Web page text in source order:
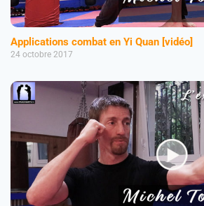
Applications combat en Yi Quan [vidéo]
24 octobre 2017